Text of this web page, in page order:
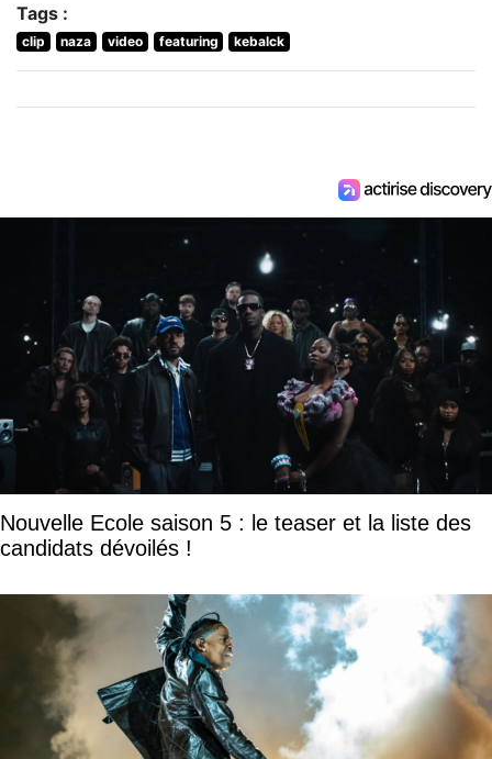
Tags :
clip naza video featuring kebalck
Nouvelle Ecole saison 5 : le teaser et la liste des
candidats dévoilés !